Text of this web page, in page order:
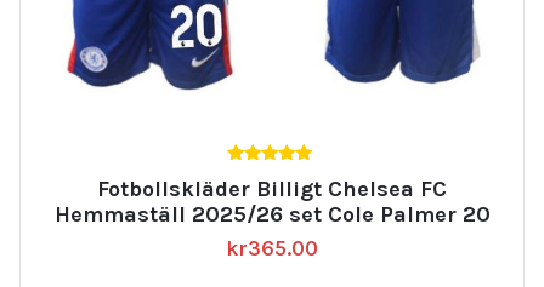
av 5
Fotbollskläder Billigt Chelsea FC
Hemmaställ 2025/26 set Cole Palmer 20
kr365.00